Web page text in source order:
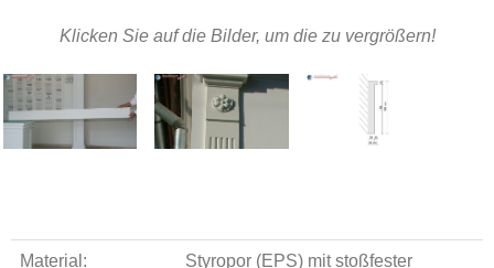
Klicken Sie auf die Bilder, um die zu vergrößern!
Material:
Styropor (EPS) mit stoßfester